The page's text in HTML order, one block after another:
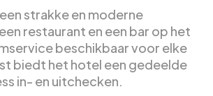
strakke en moderne
restaurant en een bar op het
beschikbaar voor elke
biedt het hotel een gedeelde
in- en uitchecken.